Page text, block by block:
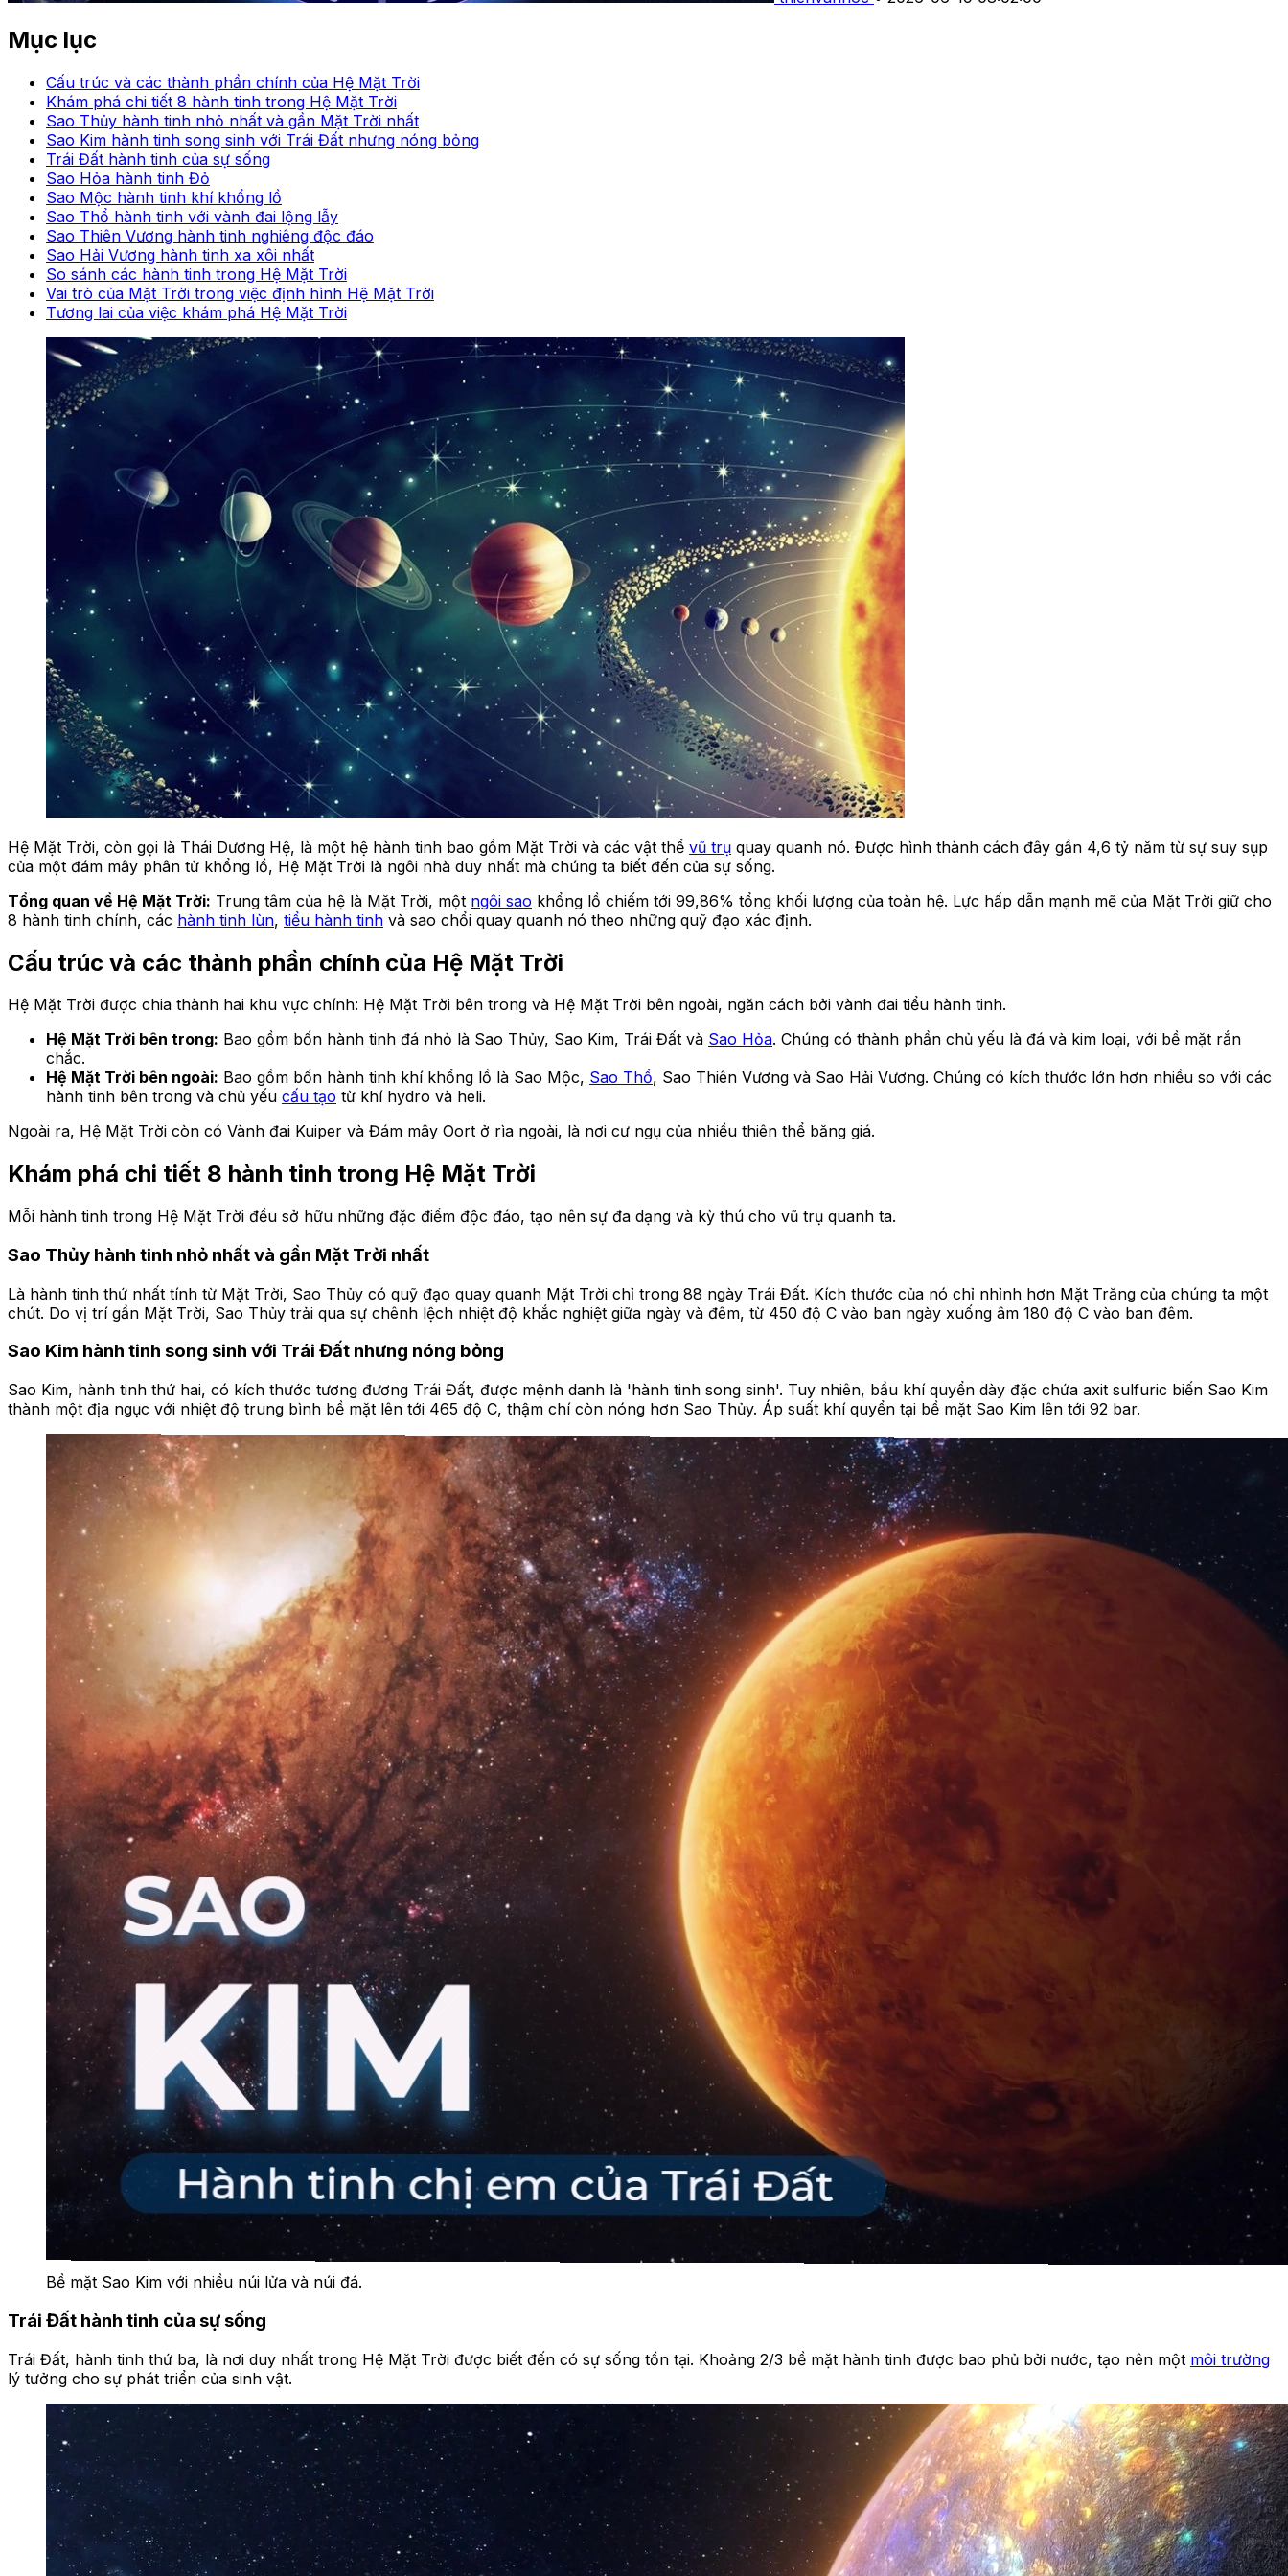
Mục lục
Cấu trúc và các thành phần chính của Hệ Mặt Trời
Khám phá chi tiết 8 hành tinh trong Hệ Mặt Trời
Sao Thủy hành tinh nhỏ nhất và gần Mặt Trời nhất
Sao Kim hành tinh song sinh với Trái Đất nhưng nóng bỏng
Trái Đất hành tinh của sự sống
Sao Hỏa hành tinh Đỏ
Sao Mộc hành tinh khí khổng lồ
Sao Thổ hành tinh với vành đai lộng lẫy
Sao Thiên Vương hành tinh nghiêng độc đáo
Sao Hải Vương hành tinh xa xôi nhất
So sánh các hành tinh trong Hệ Mặt Trời
Vai trò của Mặt Trời trong việc định hình Hệ Mặt Trời
Tương lai của việc khám phá Hệ Mặt Trời
Hệ Mặt Trời, còn gọi là Thái Dương Hệ, là một hệ hành tinh bao gồm Mặt Trời và các vật thể vũ trụ quay quanh nó. Được hình thành cách đây gần 4,6 tỷ năm từ sự suy sụp
của một đám mây phân tử khổng lồ, Hệ Mặt Trời là ngôi nhà duy nhất mà chúng ta biết đến của sự sống.
Tổng quan về Hệ Mặt Trời: Trung tâm của hệ là Mặt Trời, một ngôi sao khổng lồ chiếm tới 99,86% tổng khối lượng của toàn hệ. Lực hấp dẫn mạnh mẽ của Mặt Trời giữ cho
8 hành tinh chính, các hành tinh lùn, tiểu hành tinh và sao chổi quay quanh nó theo những quỹ đạo xác định.
Cấu trúc và các thành phần chính của Hệ Mặt Trời
Hệ Mặt Trời được chia thành hai khu vực chính: Hệ Mặt Trời bên trong và Hệ Mặt Trời bên ngoài, ngăn cách bởi vành đai tiểu hành tinh.
Hệ Mặt Trời bên trong: Bao gồm bốn hành tinh đá nhỏ là Sao Thủy, Sao Kim, Trái Đất và Sao Hỏa. Chúng có thành phần chủ yếu là đá và kim loại, với bề mặt rắn
chắc.
Hệ Mặt Trời bên ngoài: Bao gồm bốn hành tinh khí khổng lồ là Sao Mộc, Sao Thổ, Sao Thiên Vương và Sao Hải Vương. Chúng có kích thước lớn hơn nhiều so với các
hành tinh bên trong và chủ yếu cấu tạo từ khí hydro và heli.
Ngoài ra, Hệ Mặt Trời còn có Vành đai Kuiper và Đám mây Oort ở rìa ngoài, là nơi cư ngụ của nhiều thiên thể băng giá.
Khám phá chi tiết 8 hành tinh trong Hệ Mặt Trời
Mỗi hành tinh trong Hệ Mặt Trời đều sở hữu những đặc điểm độc đáo, tạo nên sự đa dạng và kỳ thú cho vũ trụ quanh ta.
Sao Thủy hành tinh nhỏ nhất và gần Mặt Trời nhất
Là hành tinh thứ nhất tính từ Mặt Trời, Sao Thủy có quỹ đạo quay quanh Mặt Trời chỉ trong 88 ngày Trái Đất. Kích thước của nó chỉ nhỉnh hơn Mặt Trăng của chúng ta một
chút. Do vị trí gần Mặt Trời, Sao Thủy trải qua sự chênh lệch nhiệt độ khắc nghiệt giữa ngày và đêm, từ 450 độ C vào ban ngày xuống âm 180 độ C vào ban đêm.
Sao Kim hành tinh song sinh với Trái Đất nhưng nóng bỏng
Sao Kim, hành tinh thứ hai, có kích thước tương đương Trái Đất, được mệnh danh là 'hành tinh song sinh'. Tuy nhiên, bầu khí quyển dày đặc chứa axit sulfuric biến Sao Kim
thành một địa ngục với nhiệt độ trung bình bề mặt lên tới 465 độ C, thậm chí còn nóng hơn Sao Thủy. Áp suất khí quyển tại bề mặt Sao Kim lên tới 92 bar.
Bề mặt Sao Kim với nhiều núi lửa và núi đá.
Trái Đất hành tinh của sự sống
Trái Đất, hành tinh thứ ba, là nơi duy nhất trong Hệ Mặt Trời được biết đến có sự sống tồn tại. Khoảng 2/3 bề mặt hành tinh được bao phủ bởi nước, tạo nên một môi trường
lý tưởng cho sự phát triển của sinh vật.